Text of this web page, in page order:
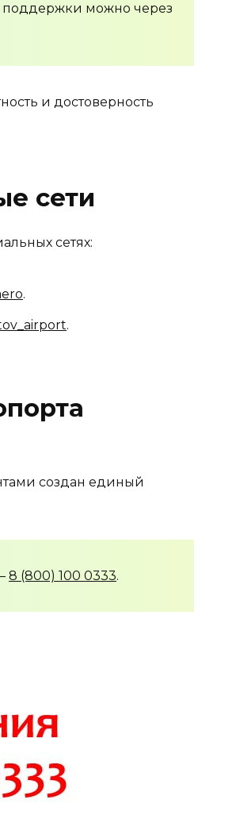
поддержки можно через
и достоверность
сети
сетях:
.
.
создан единый
8 (800) 100 0333.